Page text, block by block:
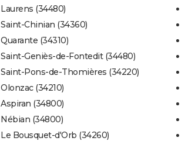
Laurens (34480)
Saint-Chinian (34360)
Quarante (34310)
Saint-Geniès-de-Fontedit (34480)
Saint-Pons-de-Thomières (34220)
Olonzac (34210)
Aspiran (34800)
Nébian (34800)
Le Bousquet-d'Orb (34260)